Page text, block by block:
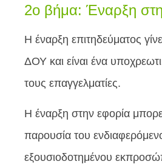
2ο βήμα: Έναρξη
Η έναρξη επιτηδεύματος
ΔΟΥ και είναι ένα
τους επαγγελματίες.
Η έναρξη στην εφορία
παρουσία του
εξουσιοδοτημένου